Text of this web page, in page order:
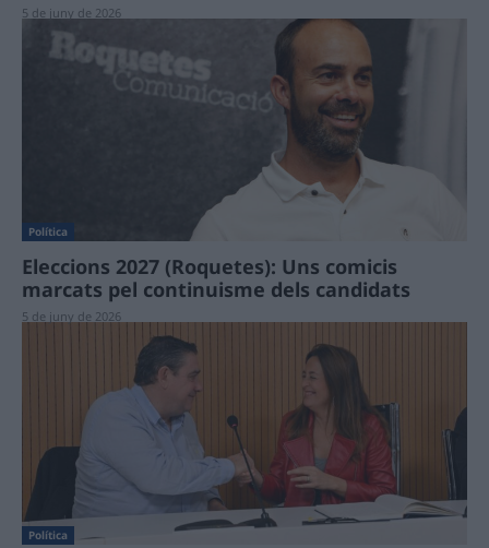
5 de juny de 2026
Política
Eleccions 2027 (Roquetes): Uns comicis
marcats pel continuisme dels candidats
5 de juny de 2026
Política